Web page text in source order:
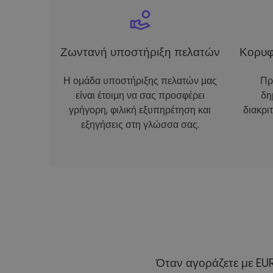
Ζωντανή υποστήριξη πελατών
Η ομάδα υποστήριξης πελατών μας
είναι έτοιμη να σας προσφέρει
γρήγορη, φιλική εξυπηρέτηση και
εξηγήσεις στη γλώσσα σας.
Όταν αγοράζετε με